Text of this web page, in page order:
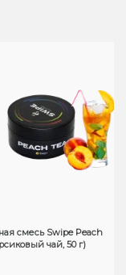
смесь Swipe Peach
чай, 50 г)